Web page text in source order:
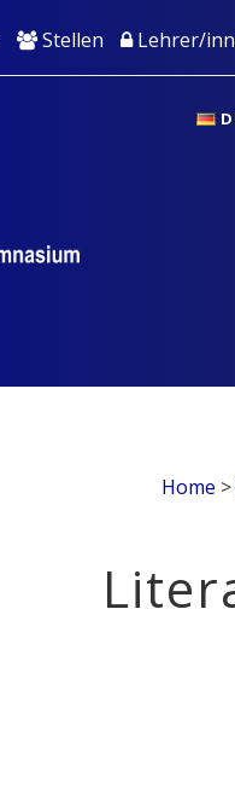
Stellen Lehrer/
Home >